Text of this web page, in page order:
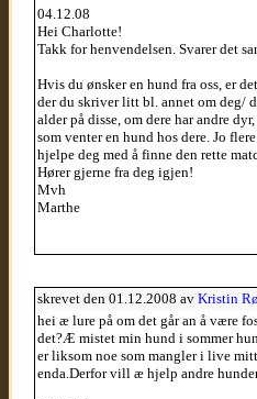
04.12.08
Hei Charlotte!
Takk for henvendelsen. Svarer det
Hvis du ønsker en hund fra oss, er
der du skriver litt bl. annet om deg/
alder på disse, om dere har andre
som venter en hund hos dere. Jo
hjelpe deg med å finne den rette
Hører gjerne fra deg igjen!
Mvh
Marthe
skrevet den 01.12.2008 av Kristin
hei æ lure på om det går an å være
det?Æ mistet min hund i sommer
er liksom noe som mangler i live
enda.Derfor vill æ hjelp andre